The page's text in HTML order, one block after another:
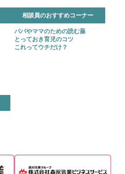
相談員のおすすめコーナー
パパやママのための読む薬
とっておき育児のコツ
これってウチだけ？